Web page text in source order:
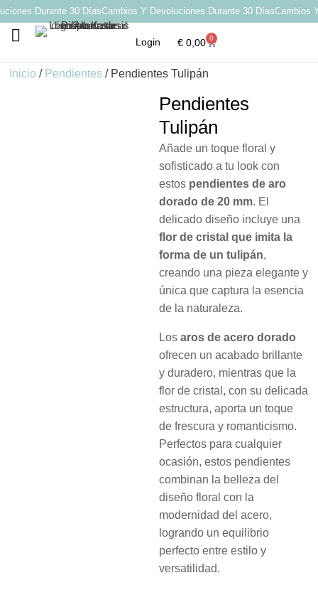
Durante 30 DíasCambios Y Devoluciones Durante 30 DíasCambios Y
Login €0,00 0
Inicio / Pendientes / Pendientes Tulipán
Pendientes
Tulipán
Añade un toque floral y
sofisticado a tu look con
estos pendientes de aro
dorado de 20 mm. El
delicado diseño incluye una
flor de cristal que imita la
forma de un tulipán,
creando una pieza elegante y
única que captura la esencia
de la naturaleza.
Los aros de acero dorado
ofrecen un acabado brillante
y duradero, mientras que la
flor de cristal, con su delicada
estructura, aporta un toque
de frescura y romanticismo.
Perfectos para cualquier
ocasión, estos pendientes
combinan la belleza del
diseño floral con la
modernidad del acero,
logrando un equilibrio
perfecto entre estilo y
versatilidad.